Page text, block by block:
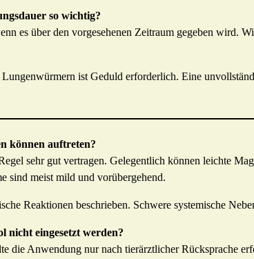
so wichtig?
es über den vorgesehenen Zeitraum gegeben wird.
ist Geduld erforderlich. Eine
können auftreten?
sehr gut vertragen. Gelegentlich können leichte
sind meist mild und vorübergehend.
Reaktionen beschrieben. Schwere systemische
nicht eingesetzt werden?
die Anwendung nur nach tierärztlicher Rücksprache